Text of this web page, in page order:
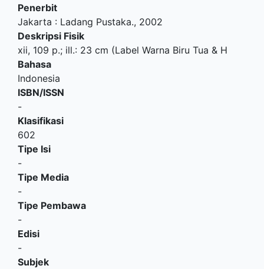
Penerbit
Jakarta : Ladang Pustaka., 2002
Deskripsi Fisik
xii, 109 p.; ill.: 23 cm (Label Warna Biru Tua & H
Bahasa
Indonesia
ISBN/ISSN
-
Klasifikasi
602
Tipe Isi
-
Tipe Media
-
Tipe Pembawa
-
Edisi
-
Subjek